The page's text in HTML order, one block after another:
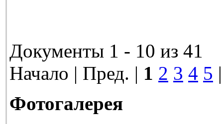
Документы 1 - 10 из 41
Начало | Пред. | 1 2 3 4 5
Фотогалерея